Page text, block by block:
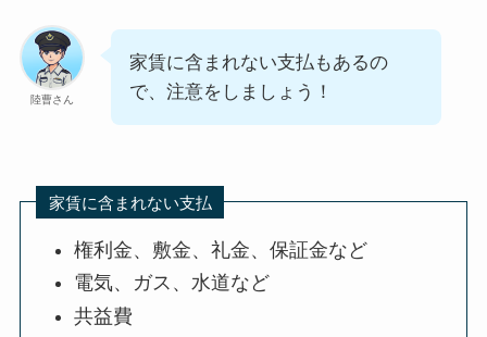
陸曹さん
家賃に含まれない支払もあるの
で、注意をしましょう！
家賃に含まれない支払
権利金、敷金、礼金、保証金など
電気、ガス、水道など
共益費